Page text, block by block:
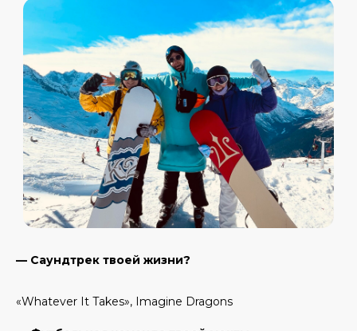
— Саундтрек твоей жизни?
«Whatever It Takes», Imagine Dragons